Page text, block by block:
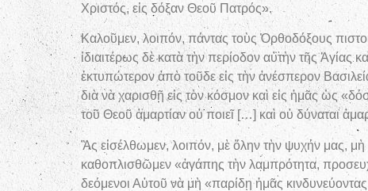
Χριστός, εἰς δόξαν Θεοῦ Πατρός».
Καλοῦμεν, λοιπόν, πάντας τοὺς Ὀρθοδόξους
ἰδιαιτέρως δὲ κατὰ τὴν περίοδον αὐτὴν τῆς
ἐκτυπώτερον ἀπὸ τοῦδε εἰς τὴν ἀνέσπερον
διὰ νὰ χαρισθῇ εἰς τὸν κόσμον καὶ εἰς ἡμᾶς ὡς
τοῦ Θεοῦ ἁμαρτίαν οὐ ποιεῖ […] καὶ οὐ δύναται
Ἂς εἰσέλθωμεν, λοιπόν, μὲ ὅλην τὴν ψυχήν μας, μὴ
καθοπλισθῶμεν «ἀγάπης τὴν λαμπρότητα,
δεόμενοι Αὐτοῦ νὰ μὴ «παρίδῃ ἡμᾶς